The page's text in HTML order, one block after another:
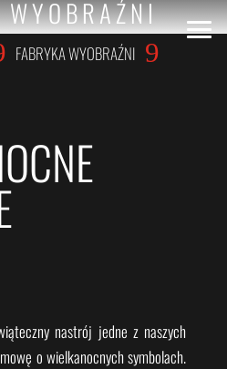
FABRYKA WYOBRAŹNI 9
nastrój jedne z naszych
o wielkanocnych symbolach.